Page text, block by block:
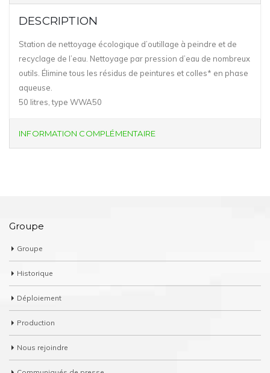
DESCRIPTION
Station de nettoyage écologique d’outillage à peindre et de
recyclage de l’eau. Nettoyage par pression d’eau de nombreux
outils. Élimine tous les résidus de peintures et colles* en phase
aqueuse.
50 litres, type WWA50
INFORMATION COMPLÉMENTAIRE
Groupe
Groupe
Historique
Déploiement
Production
Nous rejoindre